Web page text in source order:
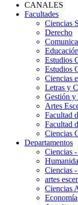
CANALES
Facultades
Ciencias
Derecho
Educación
Estudios
Estudios
Ciencias
Letras y
Gestión
Artes
Facultad
Facultad
Ciencias
Departamentos
Ciencias
Ciencias
artes
Ciencias
Economía